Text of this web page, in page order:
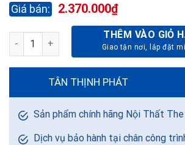
2.370.000₫
GHẾ PHÒNG HỌP CAO CẤP GH01-DA
THÊM VÀO GIỎ
TÂN THỊNH PHÁT
Sản phẩm chính hãng Nội Thất
Dịch vụ bảo hành tại chân công